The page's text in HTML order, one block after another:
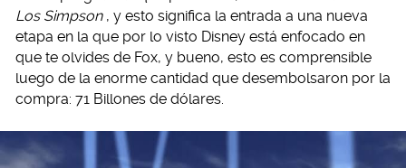
Los Simpson , y esto significa la entrada a una nueva
etapa en la que por lo visto Disney está enfocado en
que te olvides de Fox, y bueno, esto es comprensible
luego de la enorme cantidad que desembolsaron por la
compra: 71 Billones de dólares.